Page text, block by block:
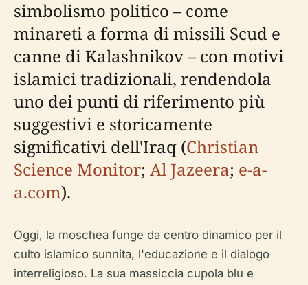
simbolismo politico – come
minareti a forma di missili Scud e
canne di Kalashnikov – con motivi
islamici tradizionali, rendendola
uno dei punti di riferimento più
suggestivi e storicamente
significativi dell'Iraq (Christian
Science Monitor; Al Jazeera; e-a-
a.com).
Oggi, la moschea funge da centro dinamico per il
culto islamico sunnita, l'educazione e il dialogo
interreligioso. La sua massiccia cupola blu e